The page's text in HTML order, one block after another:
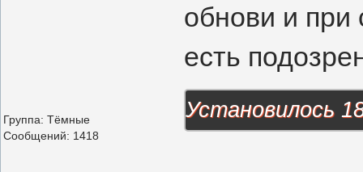
Группа: Тёмные
Сообщений: 1418
обнови и при
есть
Установилось